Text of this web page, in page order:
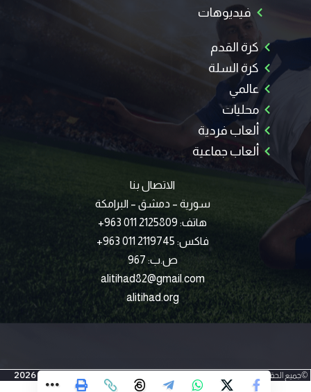
فيديوهات
كرة القدم
كرة السلة
عالمي
محليات
ألعاب فردية
ألعاب جماعية
الاتصال بنا
سورية – دمشق – البرامكة
هاتف: 2125809 011 963+
فاكس: 2119745 011 963+
ص.ب: 967
alitihad82@gmail.com
alitihad.org
©جميع الحقوق محفوظة 2026